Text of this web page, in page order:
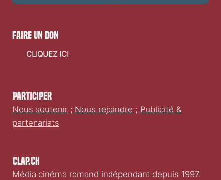
Clap.ch
Média cinéma romand indépendant depuis 1997.
Participer
Nous soutenir ; Nous rejoindre ; Publicité &
partenariats
faire un don
CLIQUEZ ICI